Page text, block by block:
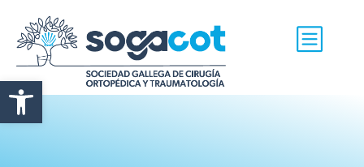
Abrir barra de herramientas